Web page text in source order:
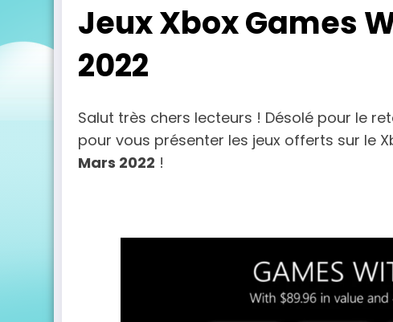
Jeux Xbox Games
2022
Salut très chers lecteurs ! Désolé pour le
pour vous présenter les jeux offerts sur le
Mars 2022 !